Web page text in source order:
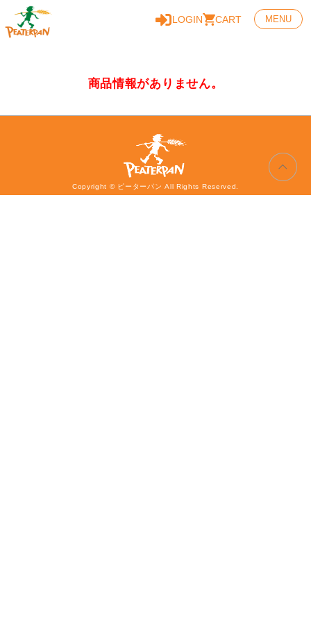
LOGIN CART MENU
商品情報がありません。
Copyright © ピーターパン All Rights Reserved.